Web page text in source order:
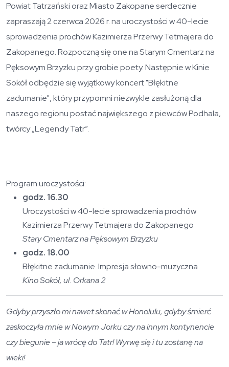
Powiat Tatrzański oraz Miasto Zakopane serdecznie
zapraszają 2 czerwca 2026 r. na uroczystości w 40-lecie
sprowadzenia prochów Kazimierza Przerwy Tetmajera do
Zakopanego. Rozpoczną się one na Starym Cmentarz na
Pęksowym Brzyzku przy grobie poety. Następnie w Kinie
Sokół odbędzie się wyjątkowy koncert "Błękitne
zadumanie", który przypomni niezwykle zasłużoną dla
naszego regionu postać największego z piewców Podhala,
twórcy „Legendy Tatr”.
Program uroczystości:
godz. 16.30
Uroczystości w 40-lecie sprowadzenia prochów
Kazimierza Przerwy Tetmajera do Zakopanego
Stary Cmentarz na Pęksowym Brzyzku
godz. 18.00
Błękitne zadumanie. Impresja słowno-muzyczna
Kino Sokół, ul. Orkana 2
Gdyby przyszło mi nawet skonać w Honolulu, gdyby śmierć
zaskoczyła mnie w Nowym Jorku czy na innym kontynencie
czy biegunie – ja wrócę do Tatr! Wyrwę się i tu zostanę na
wieki!